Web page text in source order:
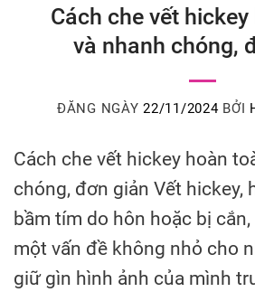
Cách che vết
và nhanh chóng,
ĐĂNG NGÀY22/11/2024BỞI
Cách che vết hickey hoàn
chóng, đơn giản Vết hickey,
bầm tím do hôn hoặc bị
một vấn đề không nhỏ cho
giữ gìn hình ảnh của mình